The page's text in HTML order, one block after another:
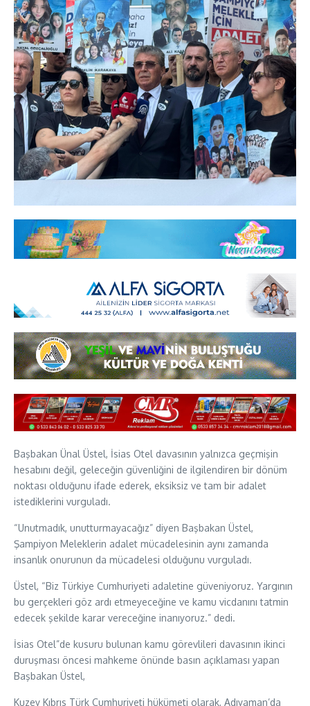
Başbakan Ünal Üstel, İsias Otel davasının yalnızca geçmişin
hesabını değil, geleceğin güvenliğini de ilgilendiren bir dönüm
noktası olduğunu ifade ederek, eksiksiz ve tam bir adalet
istediklerini vurguladı.
“Unutmadık, unutturmayacağız” diyen Başbakan Üstel,
Şampiyon Meleklerin adalet mücadelesinin aynı zamanda
insanlık onurunun da mücadelesi olduğunu vurguladı.
Üstel, “Biz Türkiye Cumhuriyeti adaletine güveniyoruz. Yargının
bu gerçekleri göz ardı etmeyeceğine ve kamu vicdanını tatmin
edecek şekilde karar vereceğine inanıyoruz.” dedi.
İsias Otel”de kusuru bulunan kamu görevlileri davasının ikinci
duruşması öncesi mahkeme önünde basın açıklaması yapan
Başbakan Üstel,
Kuzey Kıbrıs Türk Cumhuriyeti hükümeti olarak, Adıyaman’da